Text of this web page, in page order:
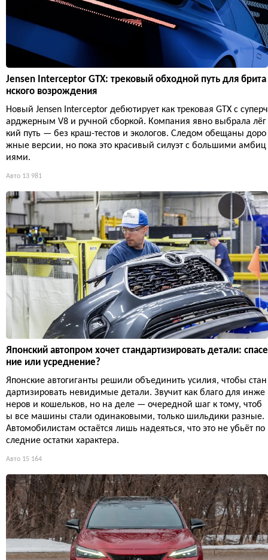
Jensen Interceptor GTX: трековый обходной путь для брита
нского возрождения
Новый Jensen Interceptor дебютирует как трековая GTX с суперч
арджерным V8 и ручной сборкой. Компания явно выбрала лёг
кий путь — без краш-тестов и экологов. Следом обещаны доро
жные версии, но пока это красивый силуэт с большими амбиц
иями.
Авто 13 981
Японский автопром хочет стандартизировать детали: спасе
ние или усреднение?
Японские автогиганты решили объединить усилия, чтобы стан
дартизировать невидимые детали. Звучит как благо для инже
неров и кошельков, но на деле — очередной шаг к тому, чтоб
ы все машины стали одинаковыми, только шильдики разные.
Автомобилистам остаётся лишь надеяться, что это не убьёт по
следние остатки характера.
Авто 15 164